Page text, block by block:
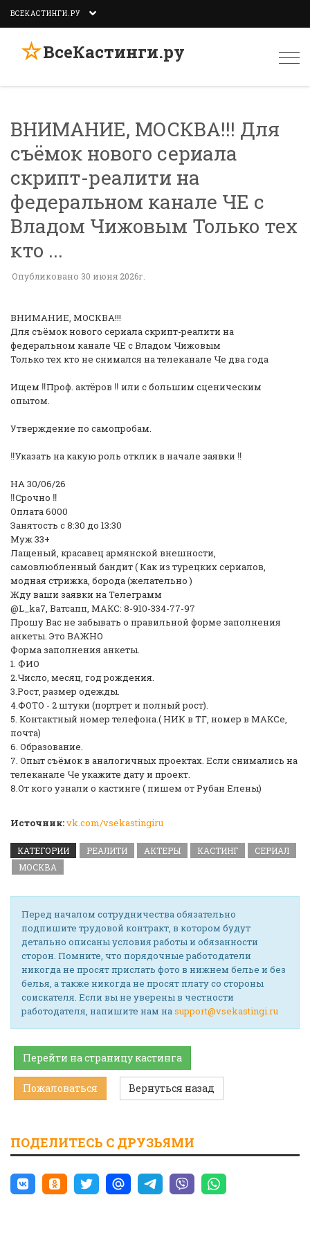
ВСЕКАСТИНГИ.РУ
☆ВсеКастинги.ру
ВНИМАНИЕ, МОСКВА!!! Для
съёмок нового сериала
скрипт-реалити на
федеральном канале ЧЕ с
Владом Чижовым Только тех
кто ...
Опубликовано 30 июня 2026г.
ВНИМАНИЕ, МОСКВА!!!
Для съёмок нового сериала скрипт-реалити на
федеральном канале ЧЕ с Владом Чижовым
Только тех кто не снимался на телеканале Че два года
Ищем ‼️Проф. актёров ‼️ или с большим сценическим
опытом.
Утверждение по самопробам.
‼️Указать на какую роль отклик в начале заявки ‼️
НА 30/06/26
‼️Срочно ‼️
Оплата 6000
Занятость с 8:30 до 13:30
Муж 33+
Лащеный, красавец армянской внешности,
самовлюбленный бандит ( Как из турецких сериалов,
модная стрижка, борода (желательно )
Жду ваши заявки на Телеграмм
@L_ka7, Ватсапп, МАКС: 8-910-334-77-97
Прошу Вас не забывать о правильной форме заполнения
анкеты. Это ВАЖНО
Форма заполнения анкеты.
️1. ФИО
️2.Число, месяц, год рождения.
️3.Рост, размер одежды.
️4.ФОТО - 2 штуки (портрет и полный рост).
️5. Контактный номер телефона.( НИК в ТГ, номер в МАКСе,
почта)
️6. Образование.
️7. Опыт съёмок в аналогичных проектах. Если снимались на
телеканале Че укажите дату и проект.
️8.От кого узнали о кастинге ( пишем от Рубан Елены)
Источник:vk.com/vsekastingiru
КАТЕГОРИИ РЕАЛИТИ АКТЕРЫ КАСТИНГ
СЕРИАЛ
МОСКВА
Перед началом сотрудничества обязательно
подпишите трудовой контракт, в котором будут
детально описаны условия работы и обязанности
сторон. Помните, что порядочные работодатели
никогда не просят прислать фото в нижнем белье и без
белья, а также никогда не просят плату со стороны
соискателя. Если вы не уверены в честности
работодателя, напишите нам наsupport@vsekastingi.ru
Перейти на страницу кастинга
Пожаловаться Вернуться назад
ПОДЕЛИТЕСЬ С ДРУЗЬЯМИ